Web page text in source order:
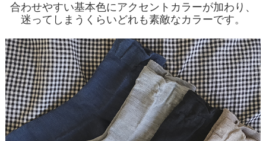
合わせやすい基本色にアクセントカラーが加わり、
迷ってしまうくらいどれも素敵なカラーです。